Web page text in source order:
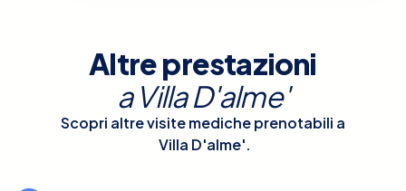
Altre prestazioni
a Villa D'alme'
Scopri altre visite mediche prenotabili a
Villa D'alme'.